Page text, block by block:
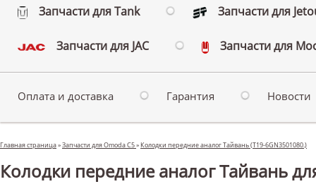
Запчасти для Tank Запчасти для
Запчасти для JAC Запчасти для
Оплата и доставка Гарантия Новости
Главная страница»Запчасти для Omoda C5» Колодки передние аналог Тайвань (T19-6GN3501080.)
Колодки передние аналог Тайвань